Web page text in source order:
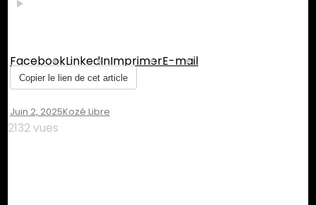
FacebookLinkedInImprimerE-mail
Copier le lien de cet article
Juin 2, 2025Kozé Libre
2132 vues